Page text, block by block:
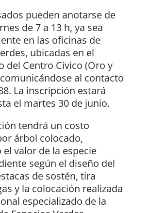
pueden anotarse de
de 7 a 13 h, ya sea
en las oficinas de
ubicadas en el
del Centro Cívico (Oro y
al contacto
La inscripción estará
el martes 30 de junio.
tendrá un costo
árbol colocado,
valor de la especie
según el diseño del
de sostén, tira
y la colocación realizada
especializado de la